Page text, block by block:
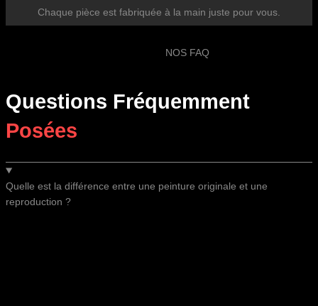
Chaque pièce est fabriquée à la main juste pour vous.
NOS FAQ
Questions Fréquemment
Posées
Quelle est la différence entre une peinture originale et une
reproduction ?